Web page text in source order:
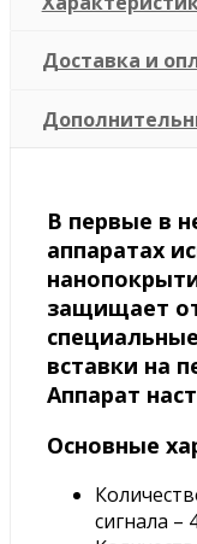
Доставка и
В первые в
аппаратах
защищает
вставки на
Аппарат
Основные
сигнала –